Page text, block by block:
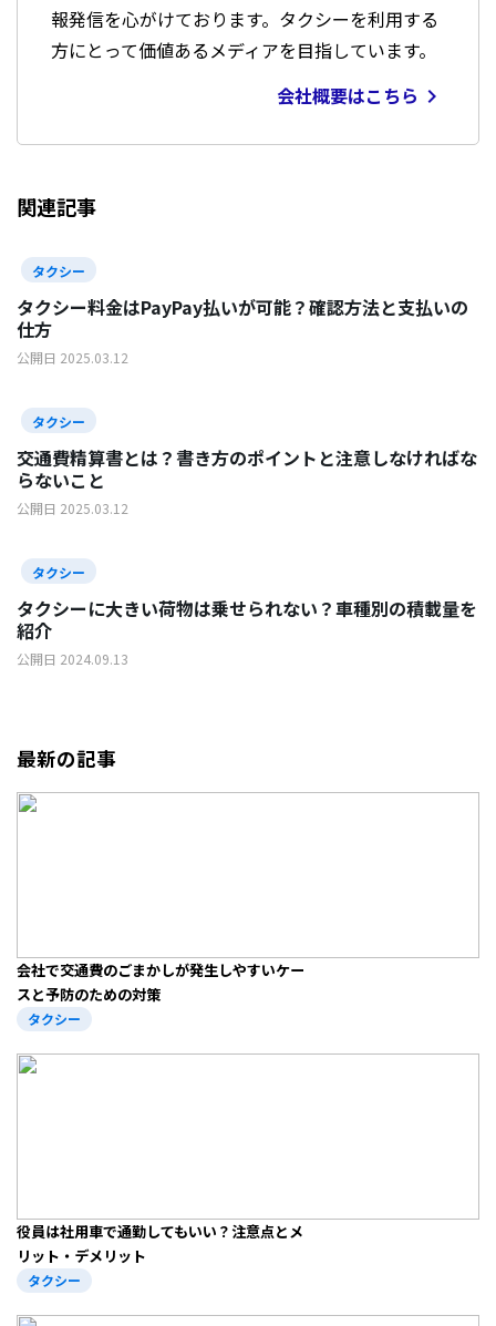
報発信を心がけております。タクシーを利用する
方にとって価値あるメディアを目指しています。
会社概要はこちら 
関連記事
タクシー
タクシー料金はPayPay払いが可能？確認方法と支払いの
仕方
公開日 2025.03.12
タクシー
交通費精算書とは？書き方のポイントと注意しなければな
らないこと
公開日 2025.03.12
タクシー
タクシーに大きい荷物は乗せられない？車種別の積載量を
紹介
公開日 2024.09.13
最新の記事
会社で交通費のごまかしが発生しやすいケー
スと予防のための対策
タクシー
役員は社用車で通勤してもいい？注意点とメ
リット・デメリット
タクシー